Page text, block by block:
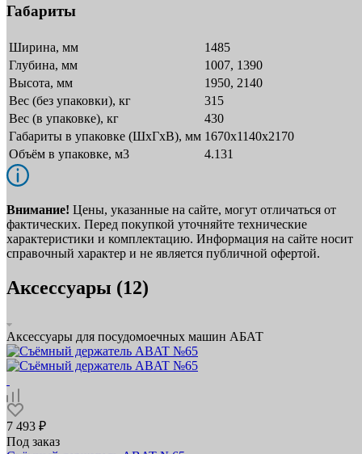
Габариты
Ширина, мм
1485
Глубина, мм
1007, 1390
Высота, мм
1950, 2140
Вес (без упаковки), кг
315
Вес (в упаковке), кг
430
Габариты в упаковке (ШxГxВ), мм 1670х1140х2170
Объём в упаковке, м3
4.131
Внимание! Цены, указанные на сайте, могут отличаться от
фактических. Перед покупкой уточняйте технические
характеристики и комплектацию. Информация на сайте носит
справочный характер и не является публичной офертой.
Аксессуары (12)
Аксессуары для посудомоечных машин АБАТ
7 493 ₽
Под заказ